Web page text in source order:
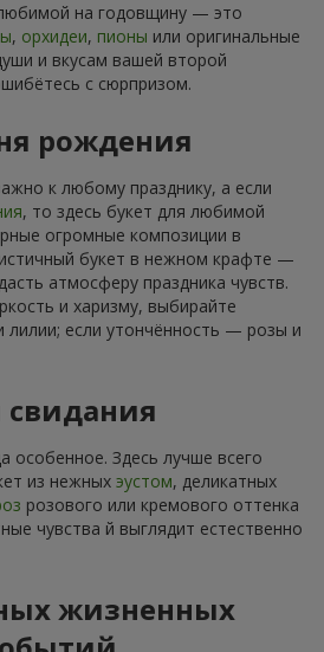
на годовщину — это
, орхидеи, пионы или оригинальные
и вкусам вашей второй
с сюрпризом.
рождения
к любому празднику, а если
, то здесь букет для любимой
огромные композиции в
букет в нежном крафте —
атмосферу праздника чувств.
и харизму, выбирайте
лилии; если утончённость — розы и
свидания
особенное. Здесь лучше всего
из нежных эустом, деликатных
розового или кремового оттенка
чувства й выглядит естественно
жизненных